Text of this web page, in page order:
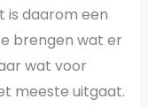
is daarom een
brengen wat er
wat voor
meeste uitgaat.